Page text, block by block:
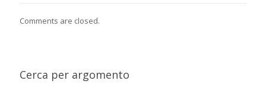
Comments are closed.
Cerca per argomento